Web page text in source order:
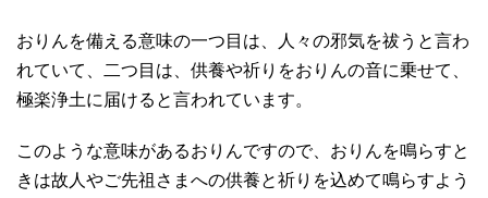
おりんを備える意味の一つ目は、人々の邪気を祓うと言わ
れていて、二つ目は、供養や祈りをおりんの音に乗せて、
極楽浄土に届けると言われています。
このような意味があるおりんですので、おりんを鳴らすと
きは故人やご先祖さまへの供養と祈りを込めて鳴らすよう